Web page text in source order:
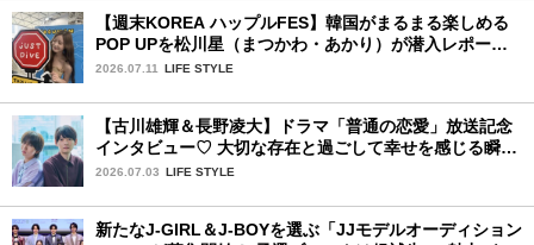
【週末KOREA ハップルFES】韓国がまるまる楽しめる
POP UPを松川星（まつかわ・あかり）が潜入レポート
♡
2026.07.11 LIFE STYLE
【古川雄輝＆長野凌大】ドラマ「普通の恋愛」放送記念
インタビュー♡ 大切な存在と過ごして幸せを感じる瞬間
は？
2026.07.03 LIFE STYLE
新たなJ-GIRL＆J-BOYを選ぶ「JJモデルオーディション